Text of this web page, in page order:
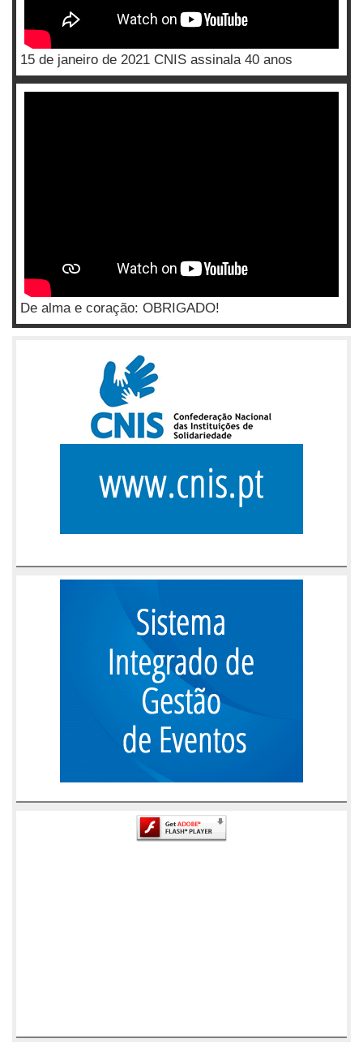
15 de janeiro de 2021 CNIS assinala 40 anos
De alma e coração: OBRIGADO!